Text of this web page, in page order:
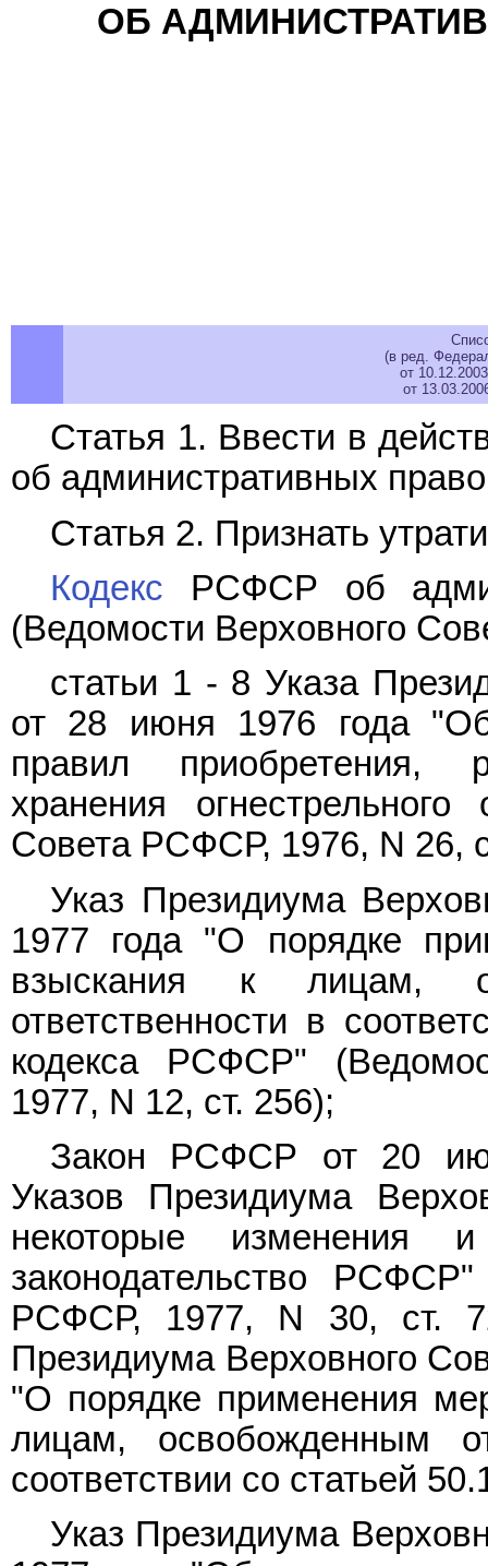
ОБ
(в ред.
от
от
Статья 1. Ввести в
об административных
Статья 2. Признать
Кодекс РСФСР об
(Ведомости Верховного
статьи 1 - 8 Указа
от 28 июня 1976 года "Об
правил приобретения,
хранения
Совета РСФСР, 1976, N 26,
Указ Президиума
1977 года "О порядке
взыскания к лицам,
ответственности в
кодекса РСФСР"
1977, N 12, ст. 256);
Закон РСФСР от 20
Указов Президиума
некоторые изменения
законодательство
РСФСР, 1977, N 30, ст.
Президиума Верховного
"О порядке применения
лицам, освобожденным
соответствии со статьей
Указ Президиума